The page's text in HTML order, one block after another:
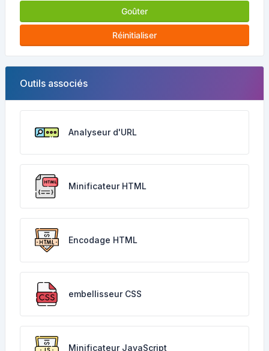
Goûter
Réinitialiser
Outils associés
Analyseur d'URL
Minificateur HTML
Encodage HTML
embellisseur CSS
Minificateur JavaScript